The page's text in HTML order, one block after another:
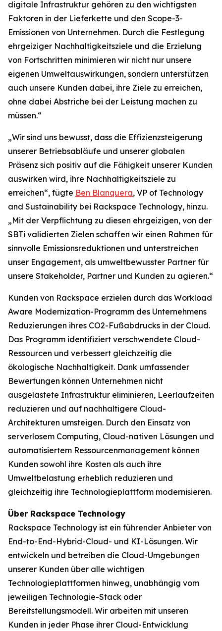
digitale Infrastruktur gehören zu den wichtigsten
Faktoren in der Lieferkette und den Scope-3-
Emissionen von Unternehmen. Durch die Festlegung
ehrgeiziger Nachhaltigkeitsziele und die Erzielung
von Fortschritten minimieren wir nicht nur unsere
eigenen Umweltauswirkungen, sondern unterstützen
auch unsere Kunden dabei, ihre Ziele zu erreichen,
ohne dabei Abstriche bei der Leistung machen zu
müssen.“
„Wir sind uns bewusst, dass die Effizienzsteigerung
unserer Betriebsabläufe und unserer globalen
Präsenz sich positiv auf die Fähigkeit unserer Kunden
auswirken wird, ihre Nachhaltigkeitsziele zu
erreichen“, fügte Ben Blanquera, VP of Technology
and Sustainability bei Rackspace Technology, hinzu.
„Mit der Verpflichtung zu diesen ehrgeizigen, von der
SBTi validierten Zielen schaffen wir einen Rahmen für
sinnvolle Emissionsreduktionen und unterstreichen
unser Engagement, als umweltbewusster Partner für
unsere Stakeholder, Partner und Kunden zu agieren.“
Kunden von Rackspace erzielen durch das Workload
Aware Modernization-Programm des Unternehmens
Reduzierungen ihres CO2-Fußabdrucks in der Cloud.
Das Programm identifiziert verschwendete Cloud-
Ressourcen und verbessert gleichzeitig die
ökologische Nachhaltigkeit. Dank umfassender
Bewertungen können Unternehmen nicht
ausgelastete Infrastruktur eliminieren, Leerlaufzeiten
reduzieren und auf nachhaltigere Cloud-
Architekturen umsteigen. Durch den Einsatz von
serverlosem Computing, Cloud-nativen Lösungen und
automatisiertem Ressourcenmanagement können
Kunden sowohl ihre Kosten als auch ihre
Umweltbelastung erheblich reduzieren und
gleichzeitig ihre Technologieplattform modernisieren.
Über Rackspace Technology
Rackspace Technology ist ein führender Anbieter von
End-to-End-Hybrid-Cloud- und KI-Lösungen. Wir
entwickeln und betreiben die Cloud-Umgebungen
unserer Kunden über alle wichtigen
Technologieplattformen hinweg, unabhängig vom
jeweiligen Technologie-Stack oder
Bereitstellungsmodell. Wir arbeiten mit unseren
Kunden in jeder Phase ihrer Cloud-Entwicklung